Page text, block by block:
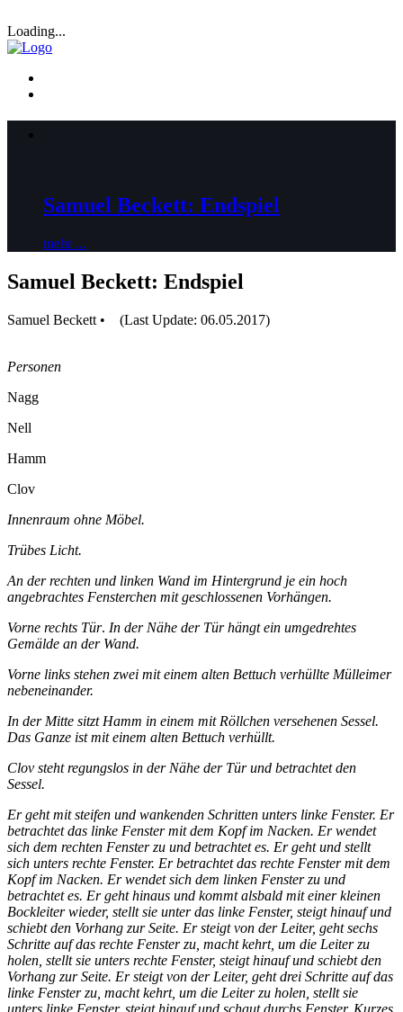
Loading...
Samuel Beckett: Endspiel
mehr ...
Samuel Beckett: Endspiel
Samuel Beckett • (Last Update: 06.05.2017)
Personen
Nagg
Nell
Hamm
Clov
Innenraum ohne Möbel.
Trübes Licht.
An der rechten und linken Wand im Hintergrund je ein hoch
angebrachtes Fensterchen mit geschlossenen Vorhängen.
Vorne rechts Tür. In der Nähe der Tür hängt ein umgedrehtes
Gemälde an der Wand.
Vorne links stehen zwei mit einem alten Bettuch verhüllte Mülleimer
nebeneinander.
In der Mitte sitzt Hamm in einem mit Röllchen versehenen Sessel.
Das Ganze ist mit einem alten Bettuch verhüllt.
Clov steht regungslos in der Nähe der Tür und betrachtet den
Sessel.
Er geht mit steifen und wankenden Schritten unters linke Fenster. Er
betrachtet das linke Fenster mit dem Kopf im Nacken. Er wendet
sich dem rechten Fenster zu und betrachtet es. Er geht und stellt
sich unters rechte Fenster. Er betrachtet das rechte Fenster mit dem
Kopf im Nacken. Er wendet sich dem linken Fenster zu und
betrachtet es. Er geht hinaus und kommt alsbald mit einer kleinen
Bockleiter wieder, stellt sie unter das linke Fenster, steigt hinauf und
schiebt den Vorhang zur Seite. Er steigt von der Leiter, geht sechs
Schritte auf das rechte Fenster zu, macht kehrt, um die Leiter zu
holen, stellt sie unters rechte Fenster, steigt hinauf und schiebt den
Vorhang zur Seite. Er steigt von der Leiter, geht drei Schritte auf das
linke Fenster zu, macht kehrt, um die Leiter zu holen, stellt sie
unters linke Fenster, steigt hinauf und schaut durchs Fenster. Kurzes